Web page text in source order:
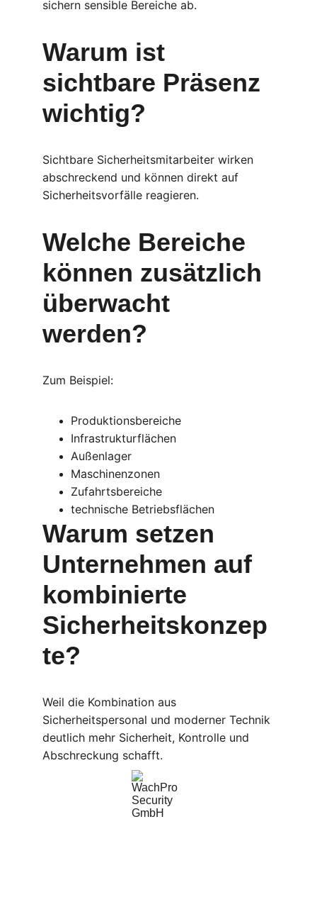
sichern sensible Bereiche ab.
Warum ist
sichtbare Präsenz
wichtig?
Sichtbare Sicherheitsmitarbeiter wirken
abschreckend und können direkt auf
Sicherheitsvorfälle reagieren.
Welche Bereiche
können zusätzlich
überwacht
werden?
Zum Beispiel:
Produktionsbereiche
Infrastrukturflächen
Außenlager
Maschinenzonen
Zufahrtsbereiche
technische Betriebsflächen
Warum setzen
Unternehmen auf
kombinierte
Sicherheitskonzep
te?
Weil die Kombination aus
Sicherheitspersonal und moderner Technik
deutlich mehr Sicherheit, Kontrolle und
Abschreckung schafft.